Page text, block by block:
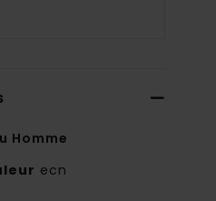
Homme
ecn